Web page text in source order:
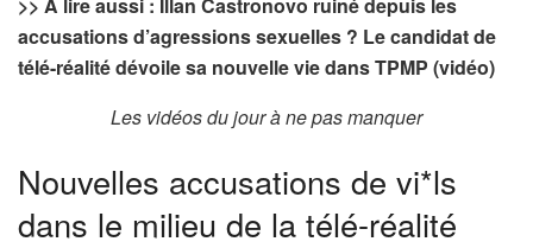
accusations d’agressions sexuelles ? Le candidat de
télé-réalité dévoile sa nouvelle vie dans TPMP (vidéo)
Les vidéos du jour à ne pas manquer
Nouvelles accusations de vi*ls
dans le milieu de la télé-réalité